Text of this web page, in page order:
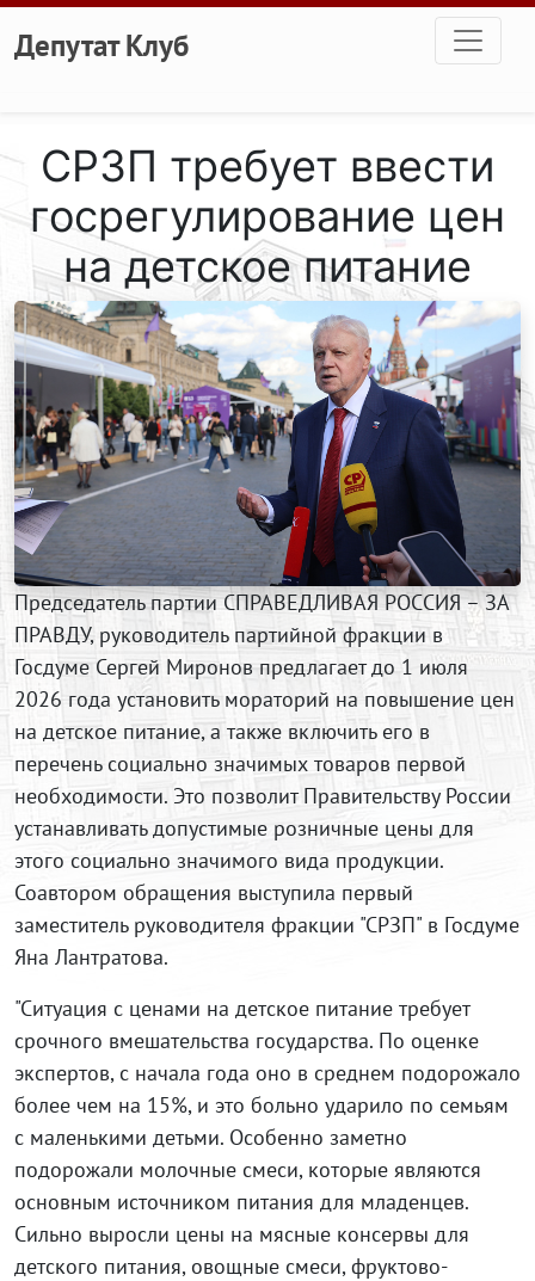
Перейти к основному содержанию
Депутат Клуб
СРЗП требует ввести
госрегулирование цен
на детское питание
Председатель партии СПРАВЕДЛИВАЯ РОССИЯ – ЗА
ПРАВДУ, руководитель партийной фракции в
Госдуме Сергей Миронов предлагает до 1 июля
2026 года установить мораторий на повышение цен
на детское питание, а также включить его в
перечень социально значимых товаров первой
необходимости. Это позволит Правительству России
устанавливать допустимые розничные цены для
этого социально значимого вида продукции.
Соавтором обращения выступила первый
заместитель руководителя фракции "СРЗП" в Госдуме
Яна Лантратова.
"Ситуация с ценами на детское питание требует
срочного вмешательства государства. По оценке
экспертов, с начала года оно в среднем подорожало
более чем на 15%, и это больно ударило по семьям
с маленькими детьми. Особенно заметно
подорожали молочные смеси, которые являются
основным источником питания для младенцев.
Сильно выросли цены на мясные консервы для
детского питания, овощные смеси, фруктово-